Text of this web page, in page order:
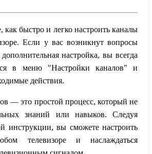
как быстро и легко настроить каналы
Если у вас возникнут вопросы
настройка, вы всегда
в меню "Настройки каналов" и
действия.
— это простой процесс, который не
знаний или навыков. Следуя
инструкции, вы сможете настроить
телевизоре и наслаждаться